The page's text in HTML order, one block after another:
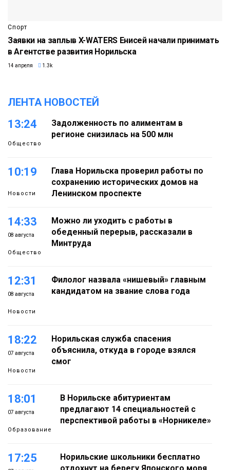
Спорт
Заявки на заплыв X-WATERS Енисей начали принимать
в Агентстве развития Норильска
14 апреля 1.3k
ЛЕНТА НОВОСТЕЙ
13:24
Общество
Задолженность по алиментам в
регионе снизилась на 500 млн
10:19
Новости
Глава Норильска проверил работы по
сохранению исторических домов на
Ленинском проспекте
14:33
08 августа
Общество
Можно ли уходить с работы в
обеденный перерыв, рассказали в
Минтруда
12:31
08 августа
Новости
Филолог назвала «нишевый» главным
кандидатом на звание слова года
18:22
07 августа
Новости
Норильская служба спасения
объяснила, откуда в городе взялся
смог
18:01
07 августа
Образование
В Норильске абитуриентам
предлагают 14 специальностей с
перспективой работы в «Норникеле»
17:25
Норильские школьники бесплатно